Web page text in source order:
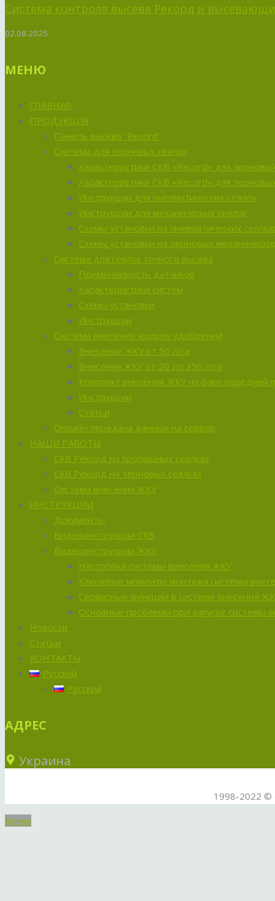
Система контроля высева Рекорд и
02.08.2025
МЕНЮ
ГЛАВНАЯ
ПРОДУКЦИЯ
Панель высева “Record”
Система для зерновых сеялок
Характеристики СКВ «Record» для
Характеристики СКВ «Record» для
Инструкции для пневматических сеялок
Инструкции для механических сеялок
Схемы установки на пневматических
Схемы установки на зерновых
Система для сеялок точного высева
Применяемость датчиков
Характеристики систем
Схемы установки
Инструкции
Система внесения жидких удобрений
Внесение ЖКУ от 50 л/га
Внесения ЖКУ от 20 до 350 л/га
Комплект внесения ЖКУ на баке передней
Инструкции
Статьи
Онлайн передача данных на сервер
НАШИ РАБОТЫ
СКВ Рекорд на пропашных сеялках
СКВ Рекорд на зерновых сеялках
Система внесения ЖКУ
ИНСТРУКЦИИ
Документы
Видеоинструкции СКВ
Видеоинструкции ЖКУ
Настройка системы внесения ЖКУ
Ключевые моменты монтажа системы
Сервисные функции в системе внесения
Основные проблемы при запуске системы
Новости
Статьи
КОНТАКТЫ
Русский
Русский
АДРЕС
Украина
1998-2022 ©
Меню